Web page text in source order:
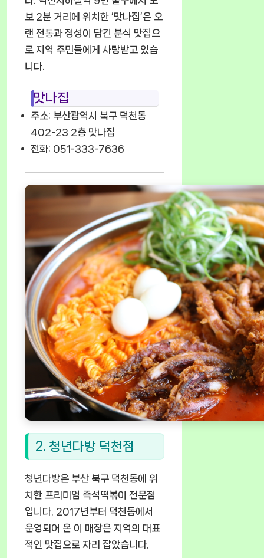
보 2분 거리에 위치한 ‘맛나집’은 오
랜 전통과 정성이 담긴 분식 맛집으
로 지역 주민들에게 사랑받고 있습
니다.
맛나집
주소: 부산광역시 북구 덕천동
402-23 2층 맛나집
전화: 051-333-7636
2. 청년다방 덕천점
청년다방은 부산 북구 덕천동에 위
치한 프리미엄 즉석떡볶이 전문점
입니다. 2017년부터 덕천동에서
운영되어 온 이 매장은 지역의 대표
적인 맛집으로 자리 잡았습니다.